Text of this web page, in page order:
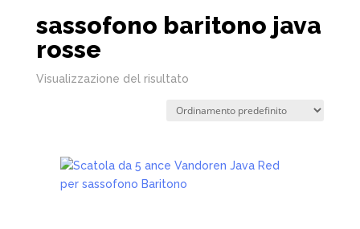
sassofono baritono java
rosse
Visualizzazione del risultato